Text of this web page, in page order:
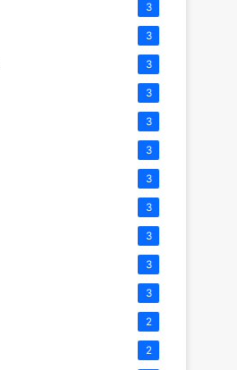
3
3
3
3
3
3
3
3
3
3
3
2
2